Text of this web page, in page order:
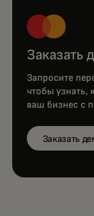
Заказать
Запросите
чтобы
ваш бизнес с
Заказать